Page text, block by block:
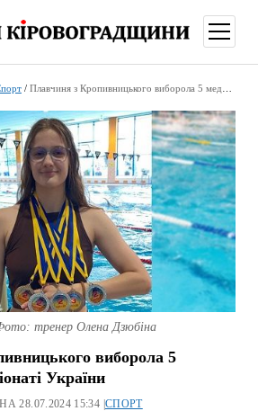
меню
/ Плавчиня з Кропивницького виборола 5 медалей на чемпіонаті України
тренер Олена Дзюбіна
виборола 5
України
28.07.2024 15:34 |СПОРТ